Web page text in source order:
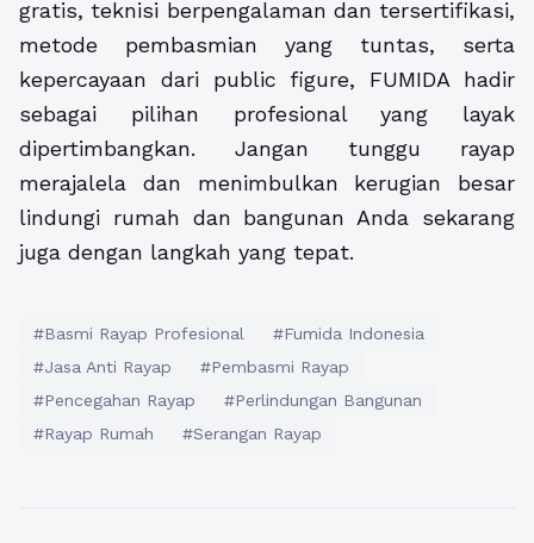
gratis, teknisi berpengalaman dan tersertifikasi,
metode pembasmian yang tuntas, serta
kepercayaan dari public figure, FUMIDA hadir
sebagai pilihan profesional yang layak
dipertimbangkan. Jangan tunggu rayap
merajalela dan menimbulkan kerugian besar
lindungi rumah dan bangunan Anda sekarang
juga dengan langkah yang tepat.
#Basmi Rayap Profesional
#Fumida Indonesia
#Jasa Anti Rayap
#Pembasmi Rayap
#Pencegahan Rayap
#Perlindungan Bangunan
#Rayap Rumah
#Serangan Rayap